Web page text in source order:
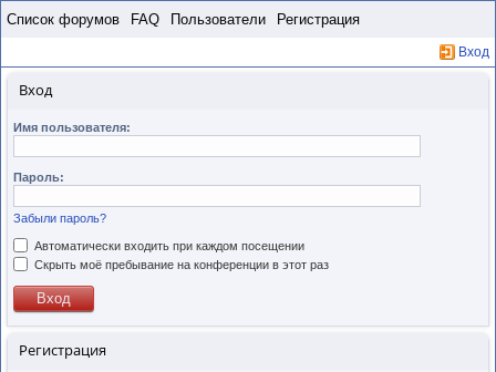
Список форумов FAQ Пользователи Регистрация
Вход
Вход
Имя пользователя:
Пароль:
Забыли пароль?
Автоматически входить при каждом посещении
Скрыть моё пребывание на конференции в этот раз
Регистрация